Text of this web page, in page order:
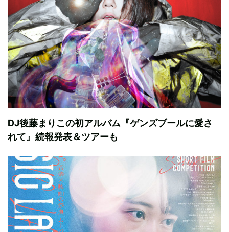
DJ後藤まりこの初アルバム『ゲンズブールに愛さ
れて』続報発表＆ツアーも